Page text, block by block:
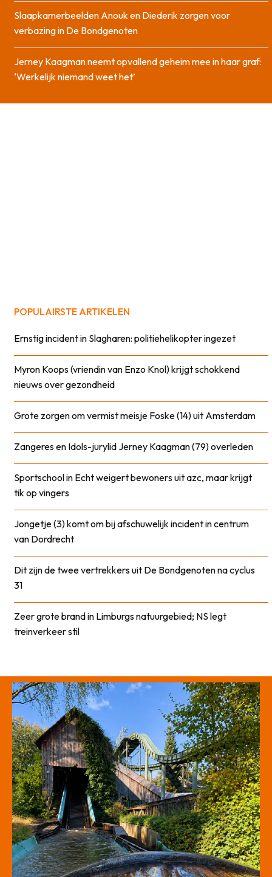
Slaapkamerbeelden Anouk en Diederik zorgen voor
verbazing in De Bondgenoten
Jerney Kaagman neemt opvallend geheim mee in haar graf:
‘Werkelijk niemand weet het’
POPULAIRSTE ARTIKELEN
Ernstig incident in Slagharen: politiehelikopter ingezet
Myron Koops (vriendin van Enzo Knol) krijgt schokkend
nieuws over gezondheid
Grote zorgen om vermist meisje Foske (14) uit Amsterdam
Zangeres en Idols-jurylid Jerney Kaagman (79) overleden
Sportschool in Echt weigert bewoners uit azc, maar krijgt
tik op vingers
Jongetje (3) komt om bij afschuwelijk incident in centrum
van Dordrecht
Dit zijn de twee vertrekkers uit De Bondgenoten na cyclus
31
Zeer grote brand in Limburgs natuurgebied; NS legt
treinverkeer stil